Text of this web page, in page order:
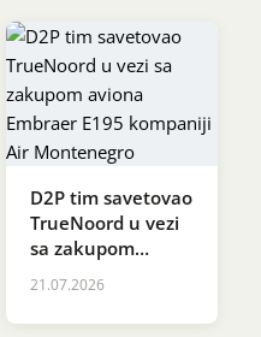
D2P tim savetovao
TrueNoord u vezi
sa zakupom
E195 kompaniji Air
Montenegro
21.07.2026